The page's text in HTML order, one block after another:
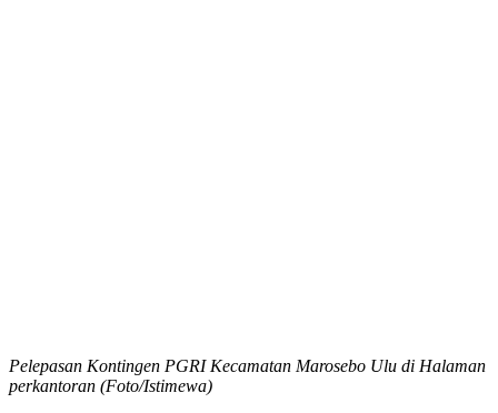
Pelepasan Kontingen PGRI Kecamatan Marosebo Ulu di Halaman
perkantoran (Foto/Istimewa)